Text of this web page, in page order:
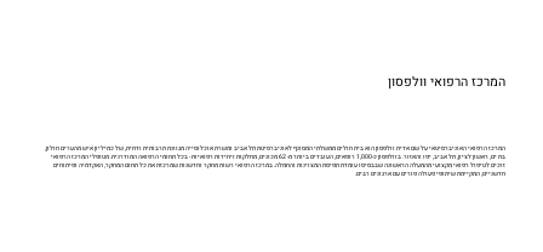
המרכז הרפואי וולפסון
המרכז הרפואי האוניברסיטאי על שם אדית וולפסון הוא בית חולים ממשלתי המסונף לאוניברסיטת תל אביב ומשרת אוכלוסייה מגוונת תרבותית ודתית, של כמיליון איש מהערים חולון,
בת ים, ראשון לציון, תל אביב, יפו והאזור. בוולפסון כ-1,000 רופאים, העובדים ביותר מ- 62 מכונים, מחלקות ויחידות רפואיות - בכל תחומי הרפואה המודרנית. מטופלי המרכז הרפואי
זוכים לטיפול רפואי מקצועי מהמעלה הראשונה שבבסיסו עומדת תפיסת המצוינות והחמלה. במרכז הרפואי רשות מחקר וחדשנות שמרכזת את כל תחום המחקר, האקדמיה ופיתוחים
חדשניים, המקיימת שיתופי פעולה פורים עם ארגונים רבים.